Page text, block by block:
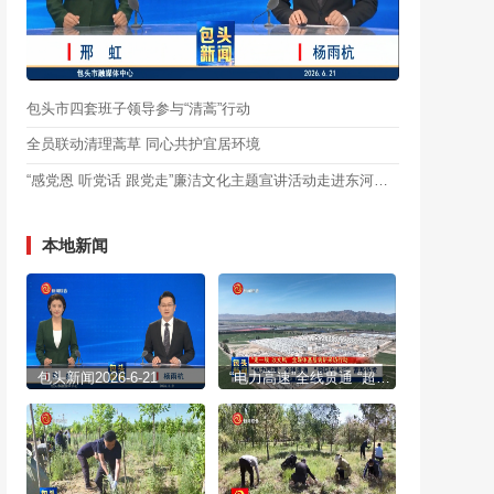
包头市四套班子领导参与“清蒿”行动
全员联动清理蒿草 同心共护宜居环境
“感党恩 听党话 跟党走”廉洁文化主题宣讲活动走进东河区和九原区
本地新闻
包头新闻2026-6-21 “电力高速”全线贯通 “超级充电宝”蓄势待发